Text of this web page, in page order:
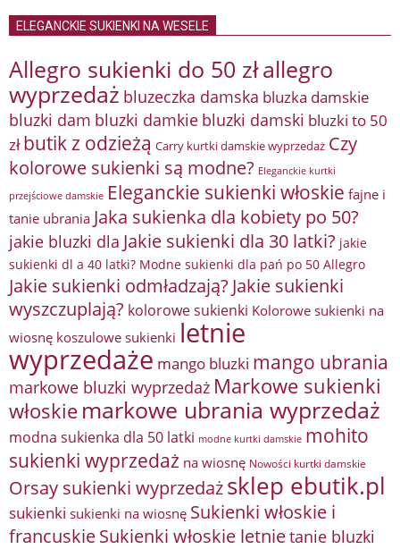
ELEGANCKIE SUKIENKI NA WESELE
Allegro sukienki do 50 złallegro
wyprzedaż bluzeczka damska bluzka damskie
bluzki dam bluzki damkie bluzki damski bluzki to 50
zł butik z odzieżą Carry kurtki damskie wyprzedaż Czy
kolorowe sukienki są modne? Eleganckie kurtki
przejściowe damskie Eleganckie sukienki włoskie fajne i
tanie ubrania Jaka sukienka dla kobiety po 50?
jakie bluzki dla Jakie sukienki dla 30 latki? jakie
sukienki dl a 40 latki? Modne sukienki dla pań po 50 Allegro
Jakie sukienki odmładzają? Jakie sukienki
wyszczuplają? kolorowe sukienki Kolorowe sukienki na
wiosnę koszulowe sukienki letnie
wyprzedaże mango bluzki mango ubrania
markowe bluzki wyprzedaż Markowe sukienki
włoskie markowe ubrania wyprzedaż
modna sukienka dla 50 latki modne kurtki damskie mohito
sukienki wyprzedaż na wiosnę Nowości kurtki damskie
Orsay sukienki wyprzedażsklep ebutik.pl
sukienki sukienki na wiosnę Sukienki włoskie i
francuskieSukienki włoskie letnietanie bluzki